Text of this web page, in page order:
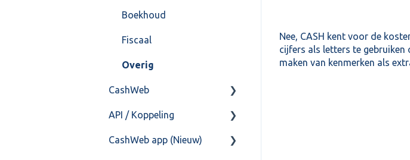
Nee, CASH kent voor de
cijfers als letters te gebruiken
maken van kenmerken als
Import/Export
Postbus
Training & Consultancy
Overig
Boekhoud
Fiscaal
Overig
CashWeb
CashHero Layout
Mailen vanuit CASHWeb
API / Koppeling
Algemeen
CashWeb app (Nieuw)